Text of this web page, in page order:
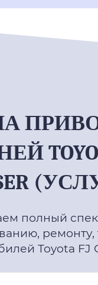
полный
ремонту,
Toyota FJ